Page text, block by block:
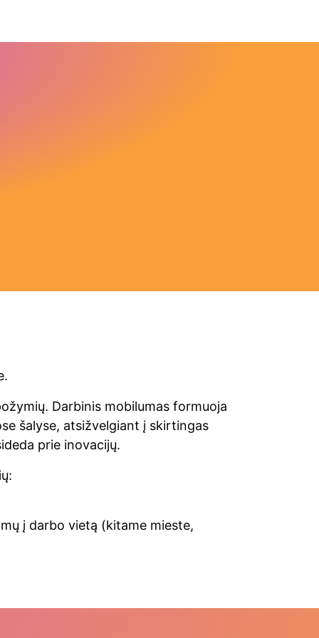
Darbinis mobilumas formuoja
šalyse, atsižvelgiant į skirtingas
prie inovacijų.
į darbo vietą (kitame mieste,